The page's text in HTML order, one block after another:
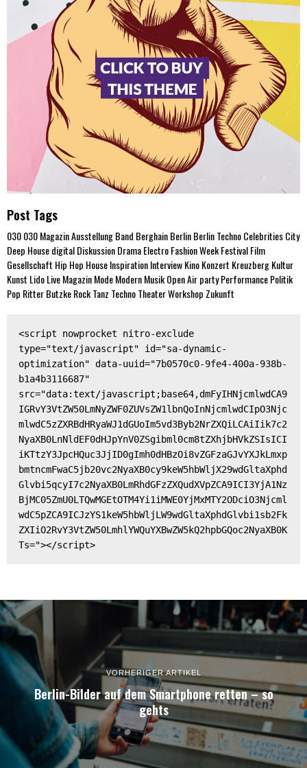
Post Tags
030030 MagazinAusstellungBand BerghainBerlinBerlin TechnoCelebritiesCity
Deep HousedigitalDiskussionDramaElectroFashion WeekFestivalFilm
Gesellschaft Hip Hop HouseInspirationInterviewKinoKonzert KreuzbergKultur
Kunst LidoLiveMagazinModeModernMusikOpen AirpartyPerformancePolitik
Pop Ritter ButzkeRockTanz TechnoTheaterWorkshop Zukunft
<script nowprocket nitro-exclude
type="text/javascript" id="sa-dynamic-
optimization" data-uuid="7b0570c0-9fe4-400a-938b-
b1a4b3116687"
src="data:text/javascript;base64,dmFyIHNjcmlwdCA9
IGRvY3VtZW50LmNyZWF0ZUVsZW1lbnQoInNjcmlwdCIpO3Njc
mlwdC5zZXRBdHRyaWJ1dGUoIm5vd3Byb2NrZXQiLCAiIik7c2
NyaXB0LnNldEF0dHJpYnV0ZSgibml0cm8tZXhjbHVkZSIsICI
iKTtzY3JpcHQuc3JjID0gImh0dHBzOi8vZGFzaGJvYXJkLmxp
bmtncmFwaC5jb20vc2NyaXB0cy9keW5hbWljX29wdGltaXphd
Glvbi5qcyI7c2NyaXB0LmRhdGFzZXQudXVpZCA9ICI3YjA1Nz
BjMC05ZmU0LTQwMGEtOTM4Yi1iMWE0YjMxMTY2ODciO3Njcml
wdC5pZCA9ICJzYS1keW5hbWljLW9wdGltaXphdGlvbi1sb2Fk
ZXIiO2RvY3VtZW50LmhlYWQuYXBwZW5kQ2hpbGQoc2NyaXB0K
Ts="></script>
VORHERIGER ARTIKEL
Berlin-Bilder auf dem Smartphone retten – so
gehts